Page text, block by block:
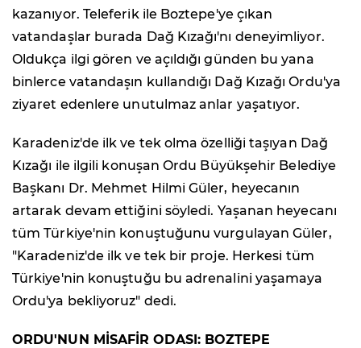
kazanıyor. Teleferik ile Boztepe'ye çıkan
vatandaşlar burada Dağ Kızağı'nı deneyimliyor.
Oldukça ilgi gören ve açıldığı günden bu yana
binlerce vatandaşın kullandığı Dağ Kızağı Ordu'ya
ziyaret edenlere unutulmaz anlar yaşatıyor.
Karadeniz'de ilk ve tek olma özelliği taşıyan Dağ
Kızağı ile ilgili konuşan Ordu Büyükşehir Belediye
Başkanı Dr. Mehmet Hilmi Güler, heyecanın
artarak devam ettiğini söyledi. Yaşanan heyecanı
tüm Türkiye'nin konuştuğunu vurgulayan Güler,
"Karadeniz'de ilk ve tek bir proje. Herkesi tüm
Türkiye'nin konuştuğu bu adrenalini yaşamaya
Ordu'ya bekliyoruz" dedi.
ORDU'NUN MİSAFİR ODASI: BOZTEPE